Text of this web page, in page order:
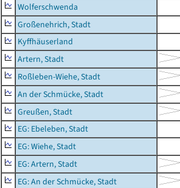
Wolferschwenda
Großenehrich, Stadt
Kyffhäuserland
Artern, Stadt
Roßleben-Wiehe, Stadt
An der Schmücke, Stadt
Greußen, Stadt
EG: Ebeleben, Stadt
EG: Wiehe, Stadt
EG: Artern, Stadt
EG: An der Schmücke, Stadt